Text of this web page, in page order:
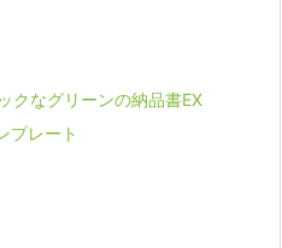
クなグリーンの納品書EX
プレート